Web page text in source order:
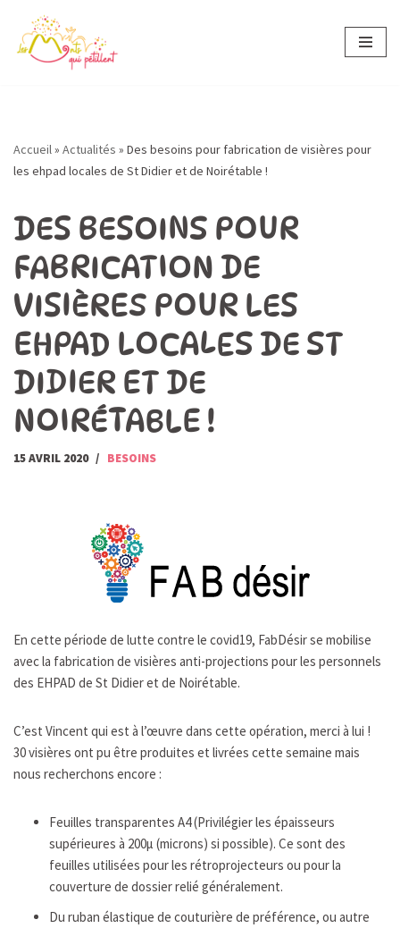
Aller
Accueil» Actualités » Des besoins pour fabrication de visières pour
les ehpad locales de St Didier et de Noirétable !
DES BESOINS POUR
FABRICATION DE
VISIÈRES POUR LES
EHPAD LOCALES DE ST
DIDIER ET DE
NOIRÉTABLE !
15 AVRIL 2020 BESOINS
En cette période de lutte contre le covid19, FabDésir se mobilise
avec la fabrication de visières anti-projections pour les personnels
des EHPAD de St Didier et de Noirétable.
C’est Vincent qui est à l’œuvre dans cette opération, merci à lui !
30 visières ont pu être produites et livrées cette semaine mais
nous recherchons encore :
Feuilles transparentes A4 (Privilégier les épaisseurs
supérieures à 200µ (microns) si possible). Ce sont des
feuilles utilisées pour les rétroprojecteurs ou pour la
couverture de dossier relié généralement.
Du ruban élastique de couturière de préférence, ou autre